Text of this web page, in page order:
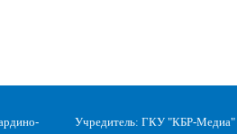
Учредитель: ГКУ "КБР-Медиа"